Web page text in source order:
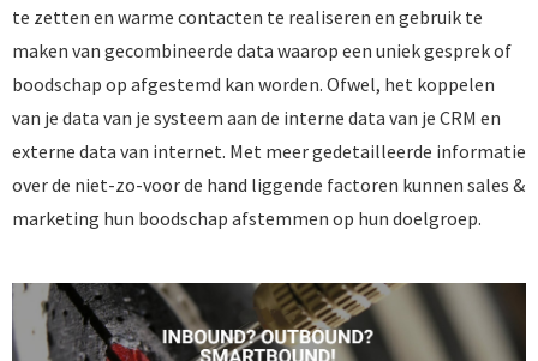
te zetten en warme contacten te realiseren en gebruik te
maken van gecombineerde data waarop een uniek gesprek of
boodschap op afgestemd kan worden. Ofwel, het koppelen
van je data van je systeem aan de interne data van je CRM en
externe data van internet. Met meer gedetailleerde informatie
over de niet-zo-voor de hand liggende factoren kunnen sales &
marketing hun boodschap afstemmen op hun doelgroep.